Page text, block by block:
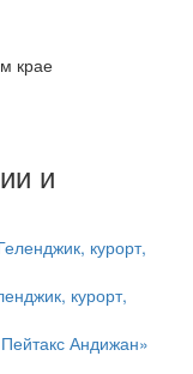
крае
и
курорт,